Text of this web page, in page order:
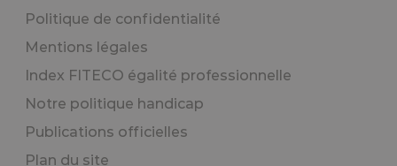
Politique de confidentialité
Mentions légales
Index FITECO égalité professionnelle
Notre politique handicap
Publications officielles
Plan du site